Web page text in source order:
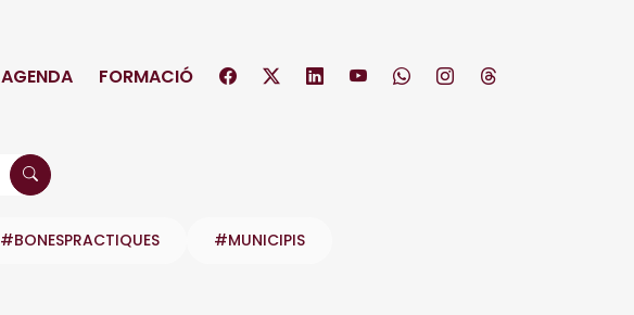
AGENDA FORMACIÓ
#BONESPRACTIQUES #MUNICIPIS